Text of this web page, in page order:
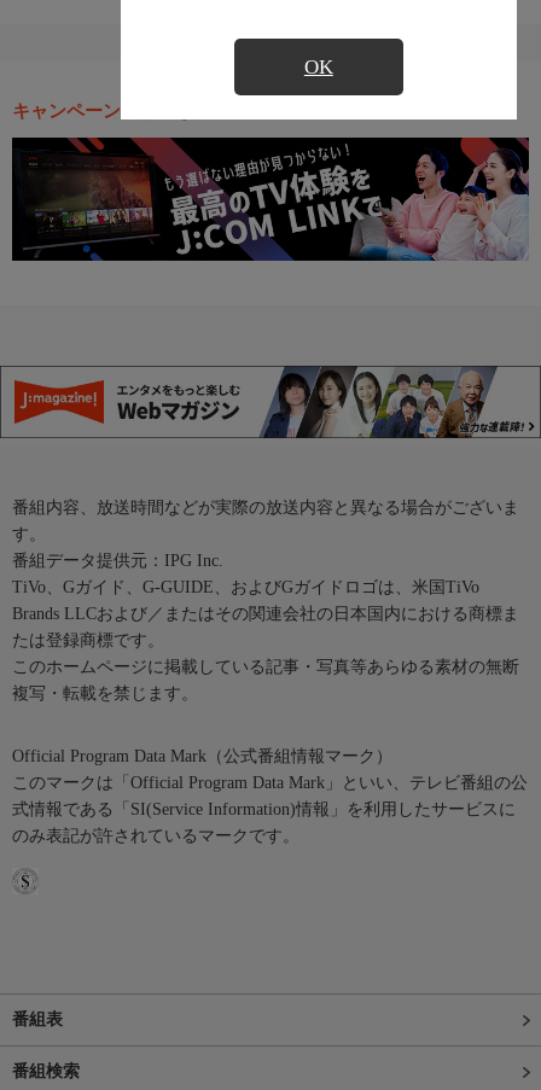
OK
キャンペーン・お得な情報
番組内容、放送時間などが実際の放送内容と異なる場合がございま
す。
番組データ提供元：IPG Inc.
TiVo、Gガイド、G-GUIDE、およびGガイドロゴは、米国TiVo
Brands LLCおよび／またはその関連会社の日本国内における商標ま
たは登録商標です。
このホームページに掲載している記事・写真等あらゆる素材の無断
複写・転載を禁じます。
Official Program Data Mark（公式番組情報マーク）
このマークは「Official Program Data Mark」といい、テレビ番組の公
式情報である「SI(Service Information)情報」を利用したサービスに
のみ表記が許されているマークです。
番組表
番組検索